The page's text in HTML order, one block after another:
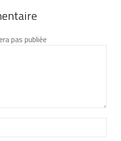
pas publiée